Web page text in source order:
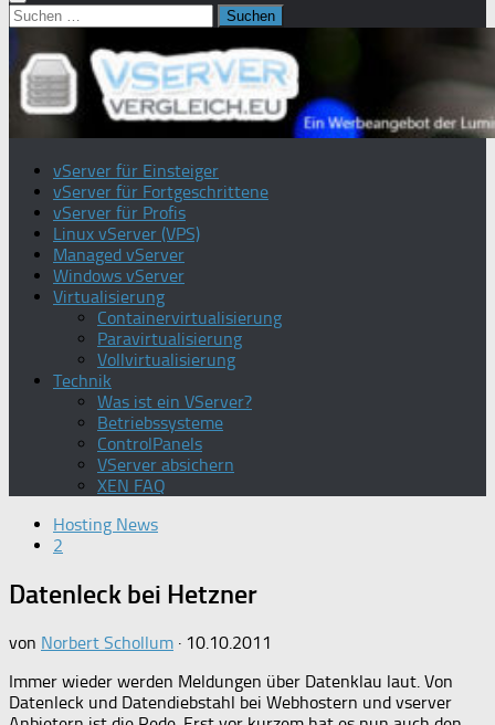
Suchen
nach:
vServer für Einsteiger
vServer für Fortgeschrittene
vServer für Profis
Linux vServer (VPS)
Managed vServer
Windows vServer
Virtualisierung
Containervirtualisierung
Paravirtualisierung
Vollvirtualisierung
Technik
Was ist ein VServer?
Betriebssysteme
ControlPanels
VServer absichern
XEN FAQ
Hosting News
2
Datenleck bei Hetzner
von Norbert Schollum · 10.10.2011
Immer wieder werden Meldungen über Datenklau laut. Von
Datenleck und Datendiebstahl bei Webhostern und vserver